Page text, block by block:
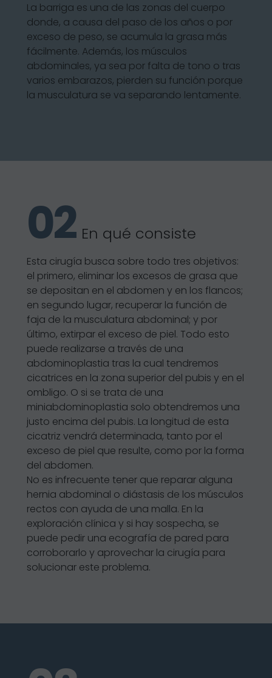
La barriga es una de las zonas del cuerpo
donde, a causa del paso de los años o por
exceso de peso, se acumula la grasa más
fácilmente. Además, los músculos
abdominales, ya sea por falta de tono o tras
varios embarazos, pierden su función porque
la musculatura se va separando lentamente.
En qué consiste
Esta cirugía busca sobre todo tres objetivos:
el primero, eliminar los excesos de grasa que
se depositan en el abdomen y en los flancos;
en segundo lugar, recuperar la función de
faja de la musculatura abdominal; y por
último, extirpar el exceso de piel. Todo esto
puede realizarse a través de una
abdominoplastia tras la cual tendremos
cicatrices en la zona superior del pubis y en el
ombligo. O si se trata de una
miniabdominoplastia solo obtendremos una
justo encima del pubis. La longitud de esta
cicatriz vendrá determinada, tanto por el
exceso de piel que resulte, como por la forma
del abdomen.
No es infrecuente tener que reparar alguna
hernia abdominal o diástasis de los músculos
rectos con ayuda de una malla. En la
exploración clínica y si hay sospecha, se
puede pedir una ecografía de pared para
corroborarlo y aprovechar la cirugía para
solucionar este problema.